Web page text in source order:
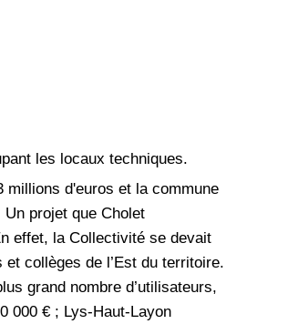
les locaux techniques.
millions d'euros et la commune
Un projet que Cholet
effet, la Collectivité se devait
collèges de l’Est du territoire.
grand nombre d’utilisateurs,
000 € ; Lys-Haut-Layon